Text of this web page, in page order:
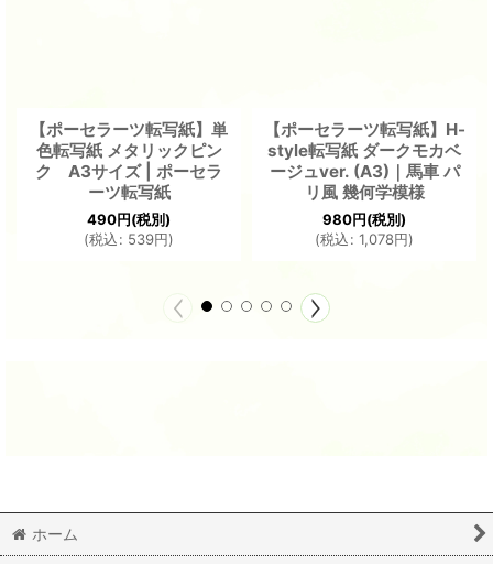
【ポーセラーツ転写紙】単
色転写紙 メタリックピン
ク A3サイズ | ポーセラ
ーツ転写紙
490円(税別)
(税込: 539円)
【ポーセラーツ転写紙】H-
style転写紙 ダークモカベ
ージュver. (A3)｜馬車 パ
リ風 幾何学模様
980円(税別)
(税込: 1,078円)
ホーム